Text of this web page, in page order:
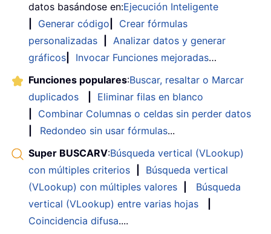
datos basándose en:Ejecución Inteligente
Generar código
Crear fórmulas
personalizadas
Analizar datos y generar
gráficos
Invocar Funciones mejoradas…
Funciones populares:Buscar, resaltar o Marcar
duplicados
Eliminar filas en blanco
Combinar Columnas o celdas sin perder datos
Redondeo sin usar fórmulas...
Super BUSCARV:Búsqueda vertical (VLookup)
con múltiples criterios
Búsqueda vertical
(VLookup) con múltiples valores
Búsqueda
vertical (VLookup) entre varias hojas
Coincidencia difusa....